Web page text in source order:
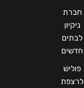
חברת
ניקיון
לבתים
חדשים
פוליש
לרצפת